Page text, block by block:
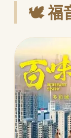
🕊️ 福